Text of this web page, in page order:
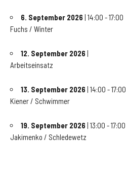
6. September 2026 | 14:00 - 17:00
Fuchs / Winter
12. September 2026 |
Arbeitseinsatz
13. September 2026 | 14:00 - 17:00
Kiener / Schwimmer
19. September 2026 | 13:00 - 17:00
Jakimenko / Schledewetz